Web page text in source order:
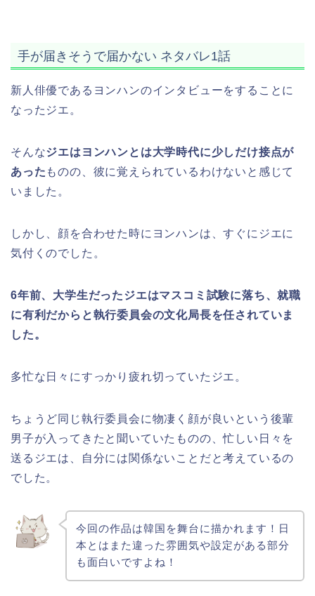
手が届きそうで届かない ネタバレ1話
新人俳優であるヨンハンのインタビューをすることに
なったジエ。
そんなジエはヨンハンとは大学時代に少しだけ接点が
あった ものの、彼に覚えられているわけないと感じて
いました。
しかし、顔を合わせた時にヨンハンは、すぐにジエに
気付くのでした。
6年前、大学生だったジエはマスコミ試験に落ち、就職
に有利だからと執行委員会の文化局長を任されていま
した。
多忙な日々にすっかり疲れ切っていたジエ。
ちょうど同じ執行委員会に物凄く顔が良いという後輩
男子が入ってきたと聞いていたものの、忙しい日々を
送るジエは、自分には関係ないことだと考えているの
でした。
今回の作品は韓国を舞台に描かれます！日
本とはまた違った雰囲気や設定がある部分
も面白いですよね！